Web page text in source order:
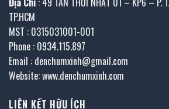
TP.HCM
MST : 0315031001-001
Phone : 0934.115.897
Email : denchumxinh@gmail.com
Website: www.denchumxinh.com
LIÊN KẾT HỮU ÍCH